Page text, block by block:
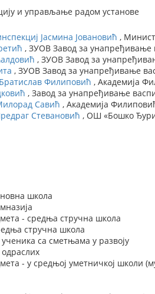
и управљање радом установе
Јасмина Јовановић ,
, ЗУОВ Завод за
, ЗУОВ Завод за
, ЗУОВ Завод за унапређивање
Филиповић , Академија
, Завод за унапређивање
Савић , Академија
Стевановић , ОШ «Бошко
школа
- средња стручна школа
стручна школа
са сметњама у развоју
- у средњој уметничкој школи